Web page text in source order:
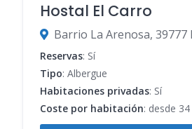
Hostal El Carro
Reservas: Sí
Tipo: Albergue
Habitaciones privadas: Sí
Coste por habitación: desde 34